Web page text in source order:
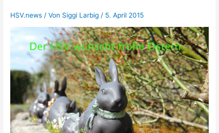
HSV.news / Von Siggi Larbig/ 5. April 2015